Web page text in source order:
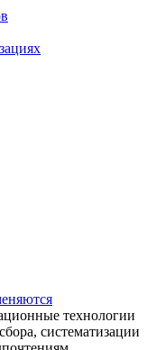
технологии
систематизации